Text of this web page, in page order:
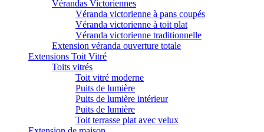
Vérandas Victoriennes
Véranda victorienne à pans coupés
Véranda victorienne à toit plat
Véranda victorienne traditionnelle
Extension véranda ouverture totale
Extensions Toit Vitré
Toits vitrés
Toit vitré moderne
Puits de lumière
Puits de lumière intérieur
Puits de lumière
Toit terrasse plat avec velux